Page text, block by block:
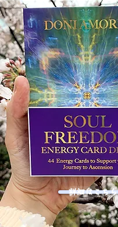
詳細はこちら